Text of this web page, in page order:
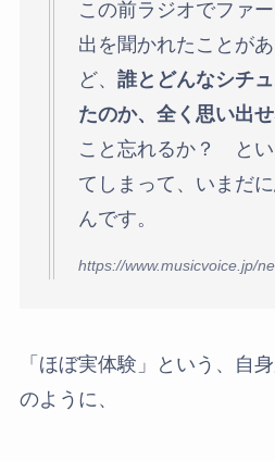
この前ラジオでファ
出を聞かれたことが
ど、 誰とどんなシチ
たのか、全く思い出せ
こと忘れるか？ と
てしまって、いまだ
んです。
https://www.musicvoice.jp/
「ほぼ実体験」という、自
のように、